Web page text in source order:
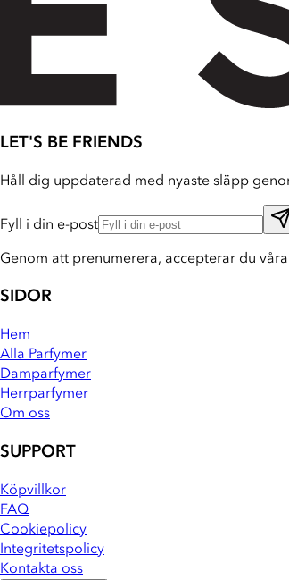
LET'S BE FRIENDS
Håll dig uppdaterad med nyaste släpp
Fyll i din e-post
Genom att prenumerera, accepterar du
SIDOR
Hem
Alla Parfymer
Damparfymer
Herrparfymer
Om oss
SUPPORT
Köpvillkor
FAQ
Cookiepolicy
Integritetspolicy
Kontakta oss